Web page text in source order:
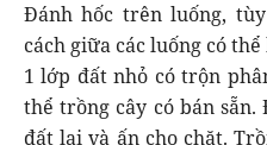
Đánh hốc trên luống,
cách giữa các luống có
1 lớp đất nhỏ có trộn
thể trồng cây có bán
đất lại và ấn cho chặt.